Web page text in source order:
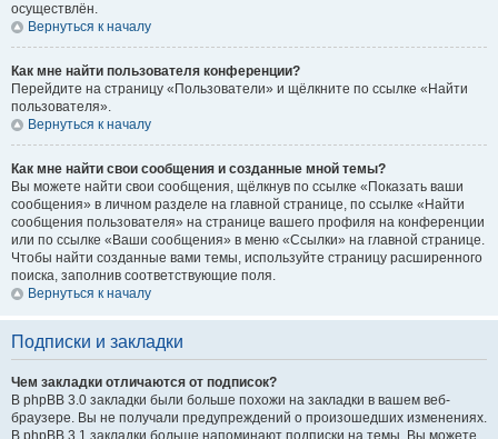
осуществлён.
Вернуться к началу
Как мне найти пользователя конференции?
Перейдите на страницу «Пользователи» и щёлкните по ссылке «Найти
пользователя».
Вернуться к началу
Как мне найти свои сообщения и созданные мной темы?
Вы можете найти свои сообщения, щёлкнув по ссылке «Показать ваши
сообщения» в личном разделе на главной странице, по ссылке «Найти
сообщения пользователя» на странице вашего профиля на конференции
или по ссылке «Ваши сообщения» в меню «Ссылки» на главной странице.
Чтобы найти созданные вами темы, используйте страницу расширенного
поиска, заполнив соответствующие поля.
Вернуться к началу
Подписки и закладки
Чем закладки отличаются от подписок?
В phpBB 3.0 закладки были больше похожи на закладки в вашем веб-
браузере. Вы не получали предупреждений о произошедших изменениях.
В phpBB 3.1 закладки больше напоминают подписки на темы. Вы можете